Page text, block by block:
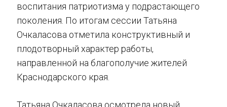
воспитания патриотизма у подрастающего
поколения. По итогам сессии Татьяна
Очкаласова отметила конструктивный и
плодотворный характер работы,
направленной на благополучие жителей
Краснодарского края.
Татьяна Очкаласова осмотрела новый